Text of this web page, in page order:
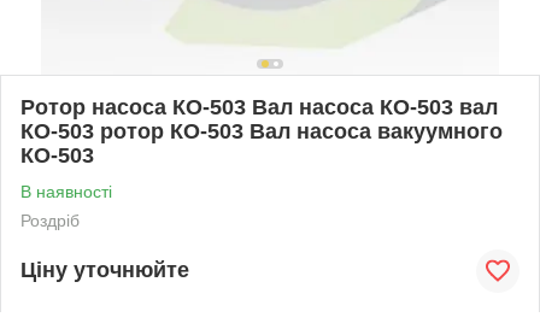
Ротор насоса КО-503 Вал насоса КО-503 вал
КО-503 ротор КО-503 Вал насоса вакуумного
КО-503
В наявності
Роздріб
Ціну уточнюйте